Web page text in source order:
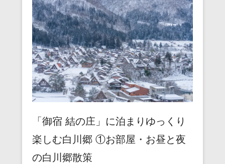
o
o
k
「御宿 結の庄」に泊まりゆっくり
楽しむ白川郷 ①お部屋・お昼と夜
の白川郷散策